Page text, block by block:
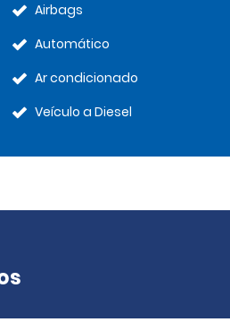
Airbags
Automático
Ar condicionado
Veículo a Diesel